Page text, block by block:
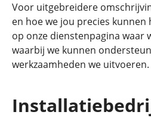
Voor uitgebreidere
en hoe we jou precies
op onze dienstenpagina waar
waarbij we kunnen
werkzaamheden we uitvoeren.